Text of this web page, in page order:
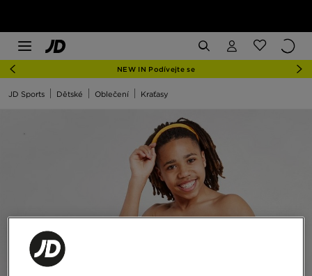
NEW IN Podívejte se
JD Sports Dětské Oblečení Kraťasy